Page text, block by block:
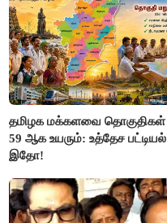
தமிழக மக்களவை தொகுதிகள்
59 ஆக உயரும்: உத்தேச பட்டியல்
இதோ!